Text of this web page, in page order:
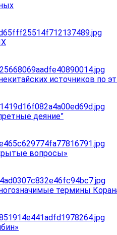
источников по
деяние”
вопросы»
термины